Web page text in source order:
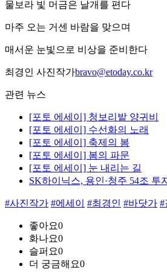
물보라 빛 머금은 날개를 편다
마주 오는 거센 바람을 맞으며
매서운 눈빛으로 비상을 준비한다
최경인 사진작가bravo@etoday.co.kr
관련 뉴스
[포토 에세이] 청보리밭 양귀비
[포토 에세이] 수선화의 노래
[포토 에세이] 축제의 봄
[포토 에세이] 봄의 파문
[포토 에세이] 눈 내리는 길
SK하이닉스, 용인·청주 54조
#사진작가 #에세이 #최경인 #바닷가 #
좋아요0
화나요0
슬퍼요0
더 궁금해요0